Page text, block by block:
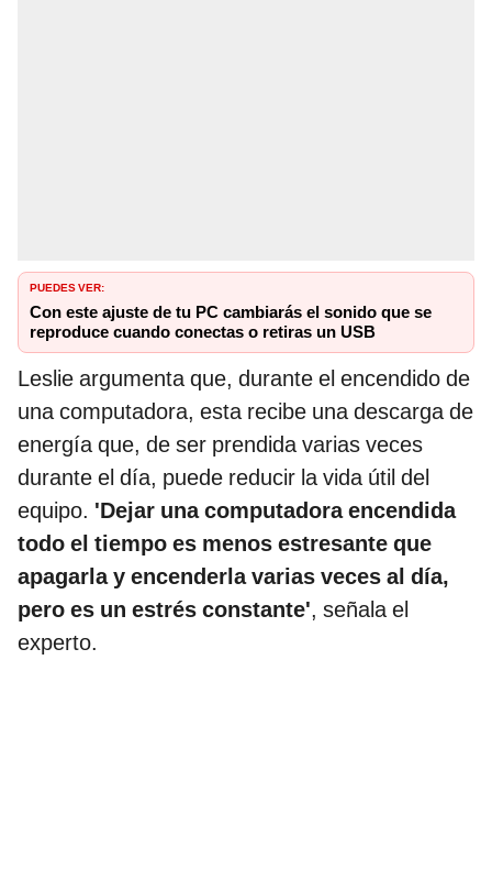
PUEDES VER:
Con este ajuste de tu PC cambiarás el sonido que se
reproduce cuando conectas o retiras un USB
Leslie argumenta que, durante el encendido de
una computadora, esta recibe una descarga de
energía que, de ser prendida varias veces
durante el día, puede reducir la vida útil del
equipo. 'Dejar una computadora encendida
todo el tiempo es menos estresante que
apagarla y encenderla varias veces al día,
pero es un estrés constante', señala el
experto.